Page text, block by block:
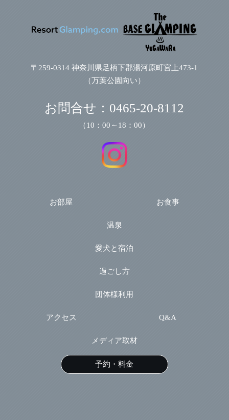
〒259-0314 神奈川県足柄下郡湯河原町宮上473-1
（万葉公園向い）
お問合せ： 0465-20-8112
（10：00～18：00）
お部屋 お食事
温泉
愛犬と宿泊
過ごし方
団体様利用
アクセス Q&A
メディア取材
予約・料金